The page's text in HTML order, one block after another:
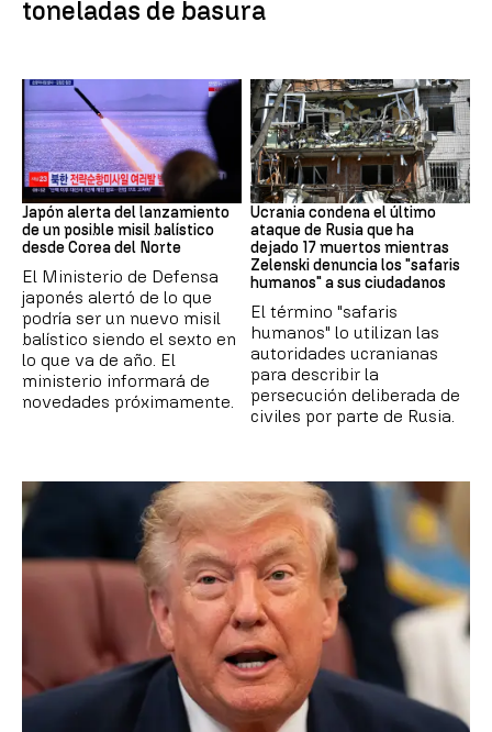
toneladas de basura
JAPÓN
Japón alerta del lanzamiento
de un posible misil balístico
desde Corea del Norte
El Ministerio de Defensa
japonés alertó de lo que
podría ser un nuevo misil
balístico siendo el sexto en
lo que va de año. El
ministerio informará de
novedades próximamente.
GUERRRA
Ucrania condena el último
ataque de Rusia que ha
dejado 17 muertos mientras
Zelenski denuncia los "safaris
humanos" a sus ciudadanos
El término "safaris
humanos" lo utilizan las
autoridades ucranianas
para describir la
persecución deliberada de
civiles por parte de Rusia.